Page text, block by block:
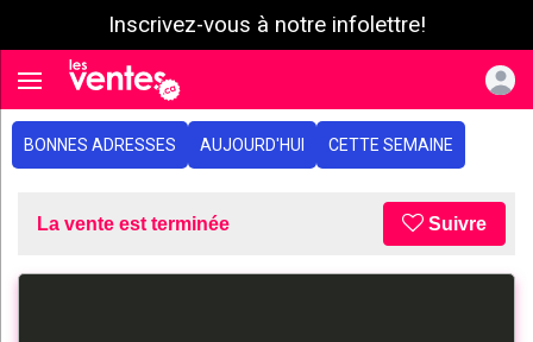
Inscrivez-vous à notre infolettre!
Toggle navigation
BONNES ADRESSES AUJOURD'HUI CETTE SEMAINE
La vente est terminée Suivre